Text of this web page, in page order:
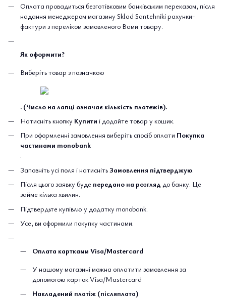
Оплата провадиться безготівковим банківським переказом, після
надання менеджером магазину Sklad Santehniki рахунки-
фактури з переліком замовленого Вами товару.
Як оформити?
Виберіть товар з позначкою
. (Число на лапці означає кількість платежів).
Натисніть кнопку Купити і додайте товар у кошик.
При оформленні замовлення виберіть спосіб оплати Покупка
частинами monobank
.
Заповніть усі поля і натисніть Замовлення підтверджую
Після цього заявку буде передано на розгляд до банку. Це
займе кілька хвилин.
Підтвердьте купівлю у додатку monobank.
Усе, ви оформили покупку частинами.
Оплата картками Visa/Mastercard
У нашому магазині можна оплатити замовлення за
допомогою карток Visa/Mastercard
Накладений платіж (післяплата)